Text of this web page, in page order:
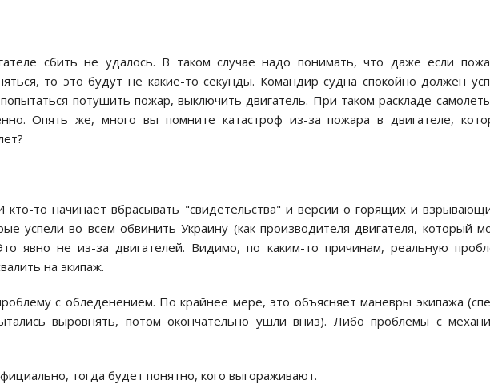
сбить не удалось. В таком случае надо понимать, что даже если
то это будут не какие-то секунды. Командир судна спокойно должен
потушить пожар, выключить двигатель. При таком раскладе
Опять же, много вы помните катастроф из-за пожара в двигателе,
кто-то начинает вбрасывать "свидетельства" и версии о горящих и
успели во всем обвинить Украину (как производителя двигателя, который
явно не из-за двигателей. Видимо, по каким-то причинам, реальную
на экипаж.
с обледенением. По крайнее мере, это объясняет маневры экипажа
выровнять, потом окончательно ушли вниз). Либо проблемы с
тогда будет понятно, кого выгораживают.